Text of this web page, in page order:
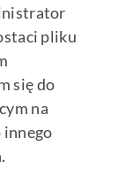
pliku
się do
na
innego